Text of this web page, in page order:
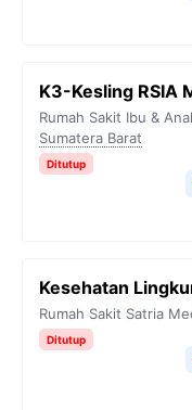
K3-Kesling RSIA
Rumah Sakit Ibu &
Sumatera Barat
Ditutup
Kesehatan
Rumah Sakit Satria
Ditutup